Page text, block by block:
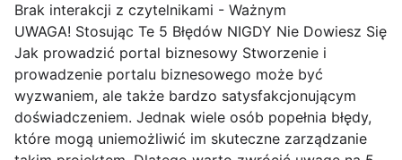
Brak interakcji z czytelnikami - Ważnym
UWAGA! Stosując Te 5 Błędów NIGDY Nie Dowiesz Się
Jak prowadzić portal biznesowy Stworzenie i
prowadzenie portalu biznesowego może być
wyzwaniem, ale także bardzo satysfakcjonującym
doświadczeniem. Jednak wiele osób popełnia błędy,
które mogą uniemożliwić im skuteczne zarządzanie